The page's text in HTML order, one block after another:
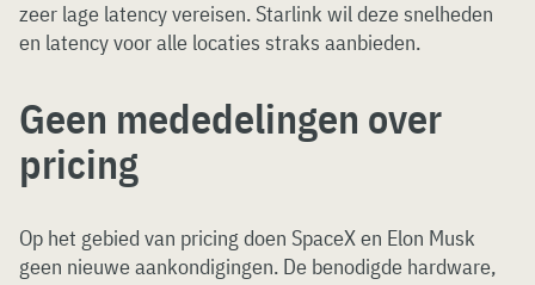
zeer lage latency vereisen. Starlink wil deze snelheden
en latency voor alle locaties straks aanbieden.
Geen mededelingen over
pricing
Op het gebied van pricing doen SpaceX en Elon Musk
geen nieuwe aankondigingen. De benodigde hardware,